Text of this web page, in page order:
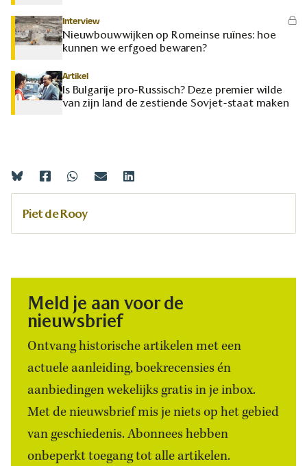
Interview
Nieuwbouwwijken op Romeinse ruïnes: hoe
kunnen we erfgoed bewaren?
Artikel
Is Bulgarije pro-Russisch? Deze premier wilde
van zijn land de zestiende Sovjet-staat maken
Piet de Rooy
Meld je aan voor de
nieuwsbrief
Ontvang historische artikelen met een
actuele aanleiding, boekrecensies én
aanbiedingen wekelijks gratis in je inbox.
Met de nieuwsbrief mis je niets op het gebied
van geschiedenis. Abonnees hebben
onbeperkt toegang tot alle artikelen.